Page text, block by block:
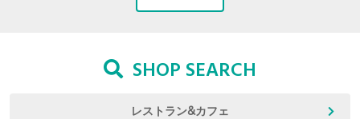
SHOP SEARCH
レストラン&カフェ